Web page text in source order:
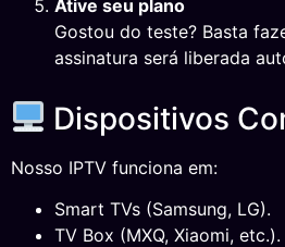
Ative seu plano
Gostou do teste? Basta
assinatura será liberada
Dispositivos
Nosso IPTV funciona em:
Smart TVs (Samsung, LG).
TV Box (MXQ, Xiaomi, etc.).